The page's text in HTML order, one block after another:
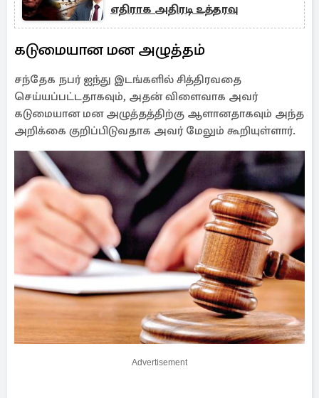
எதிராக அதிரடி உத்தரவு
கடுமையான மன அழுத்தம்
சந்தேக நபர் ஐந்து இடங்களில் சித்திரவதை
செய்யப்பட்டதாகவும், அதன் விளைவாக அவர்
கடுமையான மன அழுத்தத்திற்கு ஆளானதாகவும் அந்த
அறிக்கை குறிப்பிடுவதாக அவர் மேலும் கூறியுள்ளார்.
Advertisement